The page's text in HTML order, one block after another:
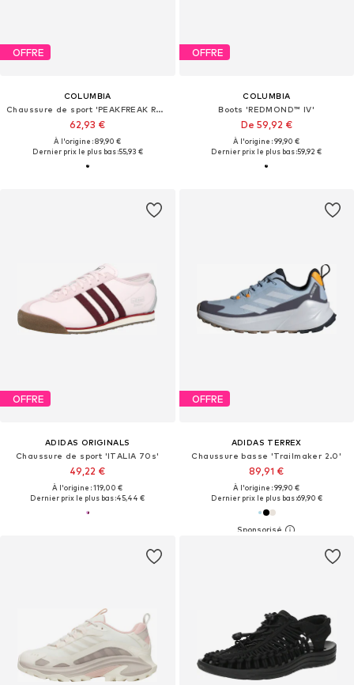
OFFRE
COLUMBIA
Chaussure de sport 'PEAKFREAK ROAM™'
62,93 €
À l'origine : 89,90 €
Dernier prix le plus bas :55,93 €
OFFRE
COLUMBIA
Boots 'REDMOND™ IV'
De 59,92 €
À l'origine : 99,90 €
Dernier prix le plus bas :59,92 €
OFFRE
ADIDAS ORIGINALS
Chaussure de sport 'ITALIA 70s'
49,22 €
À l'origine : 119,00 €
Dernier prix le plus bas :45,44 €
OFFRE
ADIDAS TERREX
Chaussure basse 'Trailmaker 2.0'
89,91 €
À l'origine : 99,90 €
Dernier prix le plus bas :69,90 €